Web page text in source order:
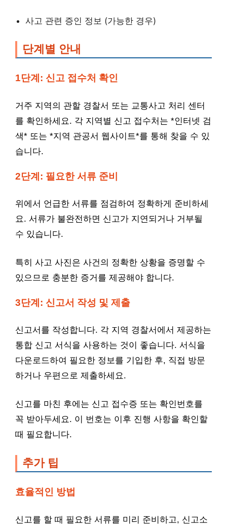
사고 관련 증인 정보 (가능한 경우)
단계별 안내
1단계: 신고 접수처 확인
거주 지역의 관할 경찰서 또는 교통사고 처리 센터
를 확인하세요. 각 지역별 신고 접수처는 *인터넷 검
색* 또는 *지역 관공서 웹사이트*를 통해 찾을 수 있
습니다.
2단계: 필요한 서류 준비
위에서 언급한 서류를 점검하여 정확하게 준비하세
요. 서류가 불완전하면 신고가 지연되거나 거부될
수 있습니다.
특히 사고 사진은 사건의 정확한 상황을 증명할 수
있으므로 충분한 증거를 제공해야 합니다.
3단계: 신고서 작성 및 제출
신고서를 작성합니다. 각 지역 경찰서에서 제공하는
통합 신고 서식을 사용하는 것이 좋습니다. 서식을
다운로드하여 필요한 정보를 기입한 후, 직접 방문
하거나 우편으로 제출하세요.
신고를 마친 후에는 신고 접수증 또는 확인번호를
꼭 받아두세요. 이 번호는 이후 진행 사항을 확인할
때 필요합니다.
추가 팁
효율적인 방법
신고를 할 때 필요한 서류를 미리 준비하고, 신고소